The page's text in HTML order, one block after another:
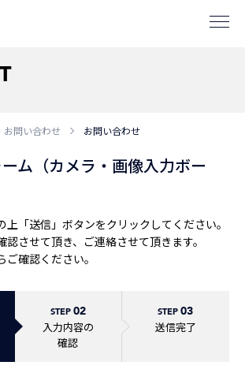
お問い合わせ お問い合わせ
ム（カメラ・画像入力ボー
上「送信」ボタンをクリックしてください。
させて頂き、ご連絡させて頂きます。
ご確認ください。
STEP 02
入力内容の
確認
STEP 03
送信完了